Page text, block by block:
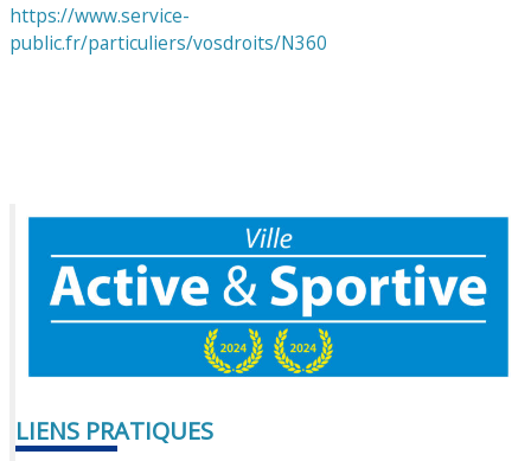
https://www.service-
public.fr/particuliers/vosdroits/N360
LIENS PRATIQUES